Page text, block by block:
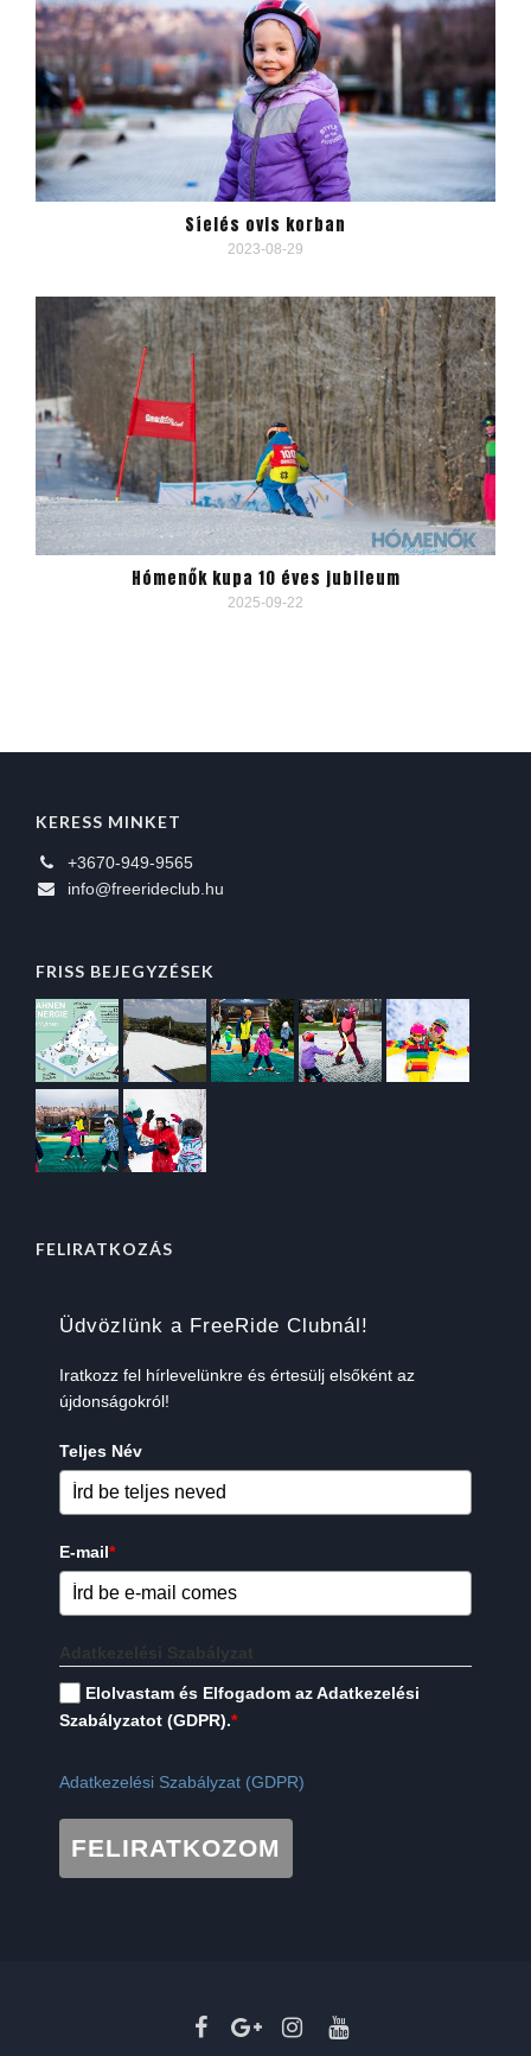
Síelés ovis korban
2023-08-29
Hómenők kupa 10 éves jubileum
2025-09-22
KERESS MINKET
+3670-949-9565
info@freerideclub.hu
FRISS BEJEGYZÉSEK
FELIRATKOZÁS
Üdvözlünk a FreeRide Clubnál!
Iratkozz fel hírlevelünkre és értesülj elsőként az
újdonságokról!
Teljes Név
E-mail*
Adatkezelési Szabályzat
Elolvastam és Elfogadom az Adatkezelési
Szabályzatot (GDPR).*
Adatkezelési Szabályzat (GDPR)
FELIRATKOZOM